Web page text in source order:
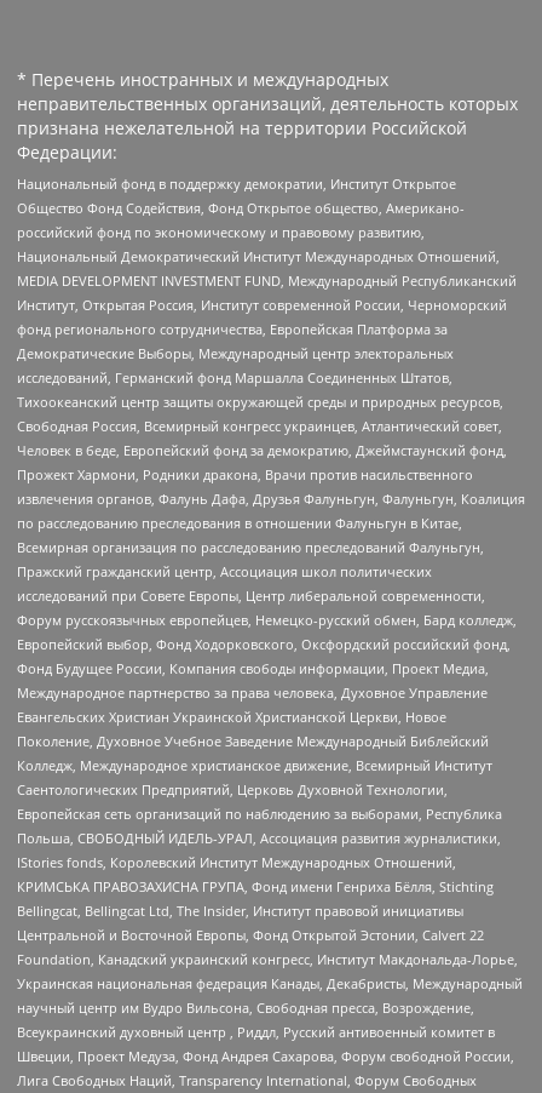
* Перечень иностранных и международных
неправительственных организаций, деятельность которых
признана нежелательной на территории Российской
Федерации:
Национальный фонд в поддержку демократии, Институт Открытое
Общество Фонд Содействия, Фонд Открытое общество, Американо-
российский фонд по экономическому и правовому развитию,
Национальный Демократический Институт Международных Отношений,
MEDIA DEVELOPMENT INVESTMENT FUND, Международный Республиканский
Институт, Открытая Россия, Институт современной России, Черноморский
фонд регионального сотрудничества, Европейская Платформа за
Демократические Выборы, Международный центр электоральных
исследований, Германский фонд Маршалла Соединенных Штатов,
Тихоокеанский центр защиты окружающей среды и природных ресурсов,
Свободная Россия, Всемирный конгресс украинцев, Атлантический совет,
Человек в беде, Европейский фонд за демократию, Джеймстаунский фонд,
Прожект Хармони, Родники дракона, Врачи против насильственного
извлечения органов, Фалунь Дафа, Друзья Фалуньгун, Фалуньгун, Коалиция
по расследованию преследования в отношении Фалуньгун в Китае,
Всемирная организация по расследованию преследований Фалуньгун,
Пражский гражданский центр, Ассоциация школ политических
исследований при Совете Европы, Центр либеральной современности,
Форум русскоязычных европейцев, Немецко-русский обмен, Бард колледж,
Европейский выбор, Фонд Ходорковского, Оксфордский российский фонд,
Фонд Будущее России, Компания свободы информации, Проект Медиа,
Международное партнерство за права человека, Духовное Управление
Евангельских Христиан Украинской Христианской Церкви, Новое
Поколение, Духовное Учебное Заведение Международный Библейский
Колледж, Международное христианское движение, Всемирный Институт
Саентологических Предприятий, Церковь Духовной Технологии,
Европейская сеть организаций по наблюдению за выборами, Республика
Польша, СВОБОДНЫЙ ИДЕЛЬ-УРАЛ, Ассоциация развития журналистики,
IStories fonds, Королевский Институт Международных Отношений,
КРИМСЬКА ПРАВОЗАХИСНА ГРУПА, Фонд имени Генриха Бёлля, Stichting
Bellingcat, Bellingcat Ltd, The Insider, Институт правовой инициативы
Центральной и Восточной Европы, Фонд Открытой Эстонии, Calvert 22
Foundation, Канадский украинский конгресс, Институт Макдональда-Лорье,
Украинская национальная федерация Канады, Декабристы, Международный
научный центр им Вудро Вильсона, Свободная пресса, Возрождение,
Всеукраинский духовный центр , Риддл, Русский антивоенный комитет в
Швеции, Проект Медуза, Фонд Андрея Сахарова, Форум свободной России,
Лига Свободных Наций, Transparеncy International, Форум Свободных